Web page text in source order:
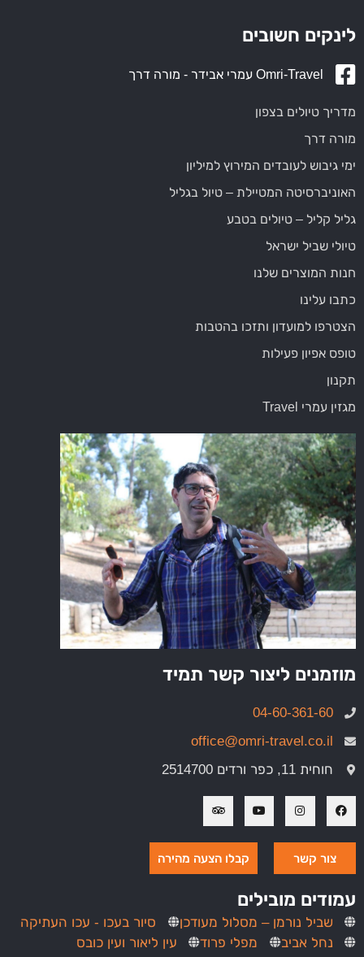
לינקים חשובים
Omri-Travel עמרי אבידר - מורה דרך
מדריך טיולים בצפון
מורה דרך
ימי גיבוש לעובדים המירוץ למיליון
האוניברסיטה המטיילת – טיול בגליל
גליל קליל – טיולים בטבע
טיולי שביל ישראל
חנות המוצרים שלנו
כתבו עלינו
הצטרפו למועדון ותזכו בהטבות
טופס אפיון פעילות
תקנון
מגזין עמרי Travel
מוזמנים ליצור קשר תמיד
04-60-361-60
office@omri-travel.co.il
חוחית 11, כפר ורדים 2514700
צור קשר קבלו הצעה מהירה
עמודים מובילים
שביל נורמן – מסלול מעודכן
סיור בעכו - עכו העתיקה
נחל אביב
מפלי פרוד
עין ליאור ועין כובס